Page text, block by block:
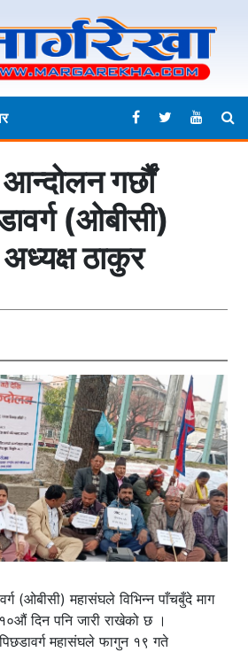
गर्छौं
(ओबीसी)
ठाकुर
(ओबीसी) महासंघले विभिन्न पाँचबुँदे माग
दिन पनि जारी राखेको छ ।
पिछडावर्ग महासंघले फागुन १९ गते